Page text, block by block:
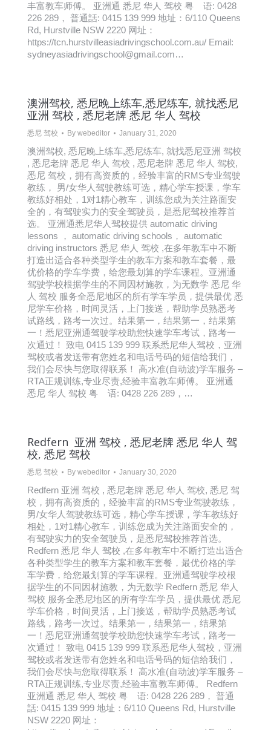
丰富教车师傅。 亚洲通 悉尼 华人 驾校 粤 语: 0428
226 289， 普通話: 0415 139 999 地址：6/110 Queens
Rd, Hurstville NSW 2220 网址：
https://tcn.hurstvilleasiadrivingschool.com.au/ Email:
sydneyasiadrivingschool@gmail.com…
澳洲驾校, 悉尼晚上练车,悉尼练车, 就找悉尼
亚洲 驾校 , 悉尼老牌 悉尼 华人 驾校
悉尼 驾校 By webeditor January 31, 2020
澳洲驾校, 悉尼晚上练车,悉尼练车, 就找悉尼亚洲 驾校
, 悉尼老牌 悉尼 华人 驾校 , 悉尼老牌 悉尼 华人 驾校,
悉尼 驾校，拥有高资质的，经验丰富的RMS专业驾驶
教练， 男/女华人驾驶教练可选，精心学车授课，学车
教练好相处，1对1精心教车，训练您成为关注路面安
全的，有驾驶实力的安全驾驶员，是悉尼驾校推荐首
选。 亚洲通悉尼华人驾校提供 automatic driving
lessons ， automatic driving schools， automatic
driving instructors 悉尼 华人 驾校 ,在多年教车中不断
打造出适合各种类型学生的教车方案和教车套餐，最
优价格的学车学费，给您最划算的学车课程。亚洲通
驾驶学校根据学生的不同因材施教，为无数学 悉尼 华
人 驾校 服务全悉尼地区的所有学车学员，提供最优 悉
尼学车价格，时间灵活，上门接送，帮助学员熟悉考
试路线，路考一次过。结果第一，结果第一，结果第
一！悉尼亚洲通驾驶学校助您快速学车考试，路考一
次通过！ 致电 0415 139 999 联系悉尼华人驾校，亚洲
驾校或者发送带有您姓名和电话号码的短信给我们，
我们会尽快与您取得联系！ 高水准(自动波)学车服务 –
RTA正规训练,专业尽责,经验丰富教车师傅。 亚洲通
悉尼 华人 驾校 粤 语: 0428 226 289，…
Redfern 亚洲 驾校 , 悉尼老牌 悉尼 华人 驾
校, 悉尼 驾校
悉尼 驾校 By webeditor January 30, 2020
Redfern 亚洲 驾校 , 悉尼老牌 悉尼 华人 驾校, 悉尼 驾
校，拥有高资质的，经验丰富的RMS专业驾驶教练，
男/女华人驾驶教练可选，精心学车授课，学车教练好
相处，1对1精心教车，训练您成为关注路面安全的，
有驾驶实力的安全驾驶员，是悉尼驾校推荐首选。
Redfern 悉尼 华人 驾校 ,在多年教车中不断打造出适合
各种类型学生的教车方案和教车套餐，最优价格的学
车学费，给您最划算的学车课程。亚洲通驾驶学校根
据学生的不同因材施教，为无数学 Redfern 悉尼 华人
驾校 服务全悉尼地区的所有学车学员，提供最优 悉尼
学车价格，时间灵活，上门接送，帮助学员熟悉考试
路线，路考一次过。结果第一，结果第一，结果第
一！悉尼亚洲通驾驶学校助您快速学车考试，路考一
次通过！ 致电 0415 139 999 联系悉尼华人驾校，亚洲
驾校或者发送带有您姓名和电话号码的短信给我们，
我们会尽快与您取得联系！ 高水准(自动波)学车服务 –
RTA正规训练,专业尽责,经验丰富教车师傅。 Redfern
亚洲通 悉尼 华人 驾校 粤 语: 0428 226 289， 普通
話: 0415 139 999 地址：6/110 Queens Rd, Hurstville
NSW 2220 网址：